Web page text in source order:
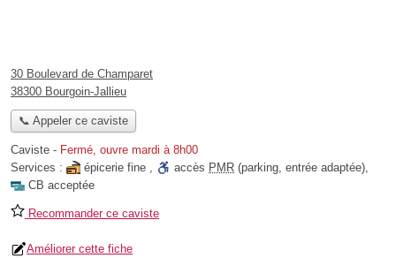
30 Boulevard de Champaret
38300 Bourgoin-Jallieu
📞 Appeler ce caviste
Caviste - Fermé, ouvre mardi à 8h00
Services :
épicerie fine , accès PMR (parking, entrée adaptée),
CB acceptée
Recommander ce caviste
Améliorer cette fiche